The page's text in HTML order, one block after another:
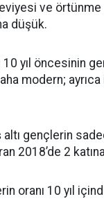
ve örtünme
düşük.
yıl öncesinin
modern;
altı gençlerin
2018’de 2 katına
oranı 10 yıl